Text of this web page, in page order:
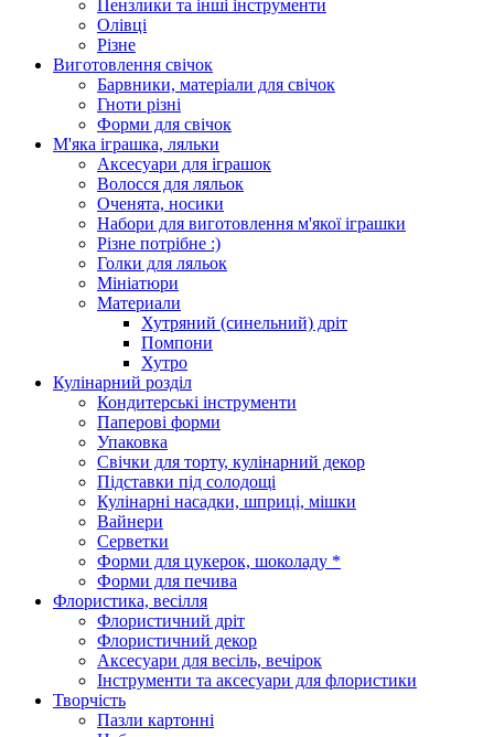
Пензлики та інші інструменти
Олівці
Різне
Виготовлення свічок
Барвники, матеріали для свічок
Гноти різні
Форми для свічок
М'яка іграшка, ляльки
Аксесуари для іграшок
Волосся для ляльок
Оченята, носики
Набори для виготовлення м'якої іграшки
Різне потрібне :)
Голки для ляльок
Мініатюри
Материали
Хутряний (синельний) дріт
Помпони
Хутро
Кулінарний розділ
Кондитерські інструменти
Паперові форми
Упаковка
Свічки для торту, кулінарний декор
Підставки під солодощі
Кулінарні насадки, шприці, мішки
Вайнери
Серветки
Форми для цукерок, шоколаду *
Форми для печива
Флористика, весілля
Флористичний дріт
Флористичний декор
Аксесуари для весіль, вечірок
Інструменти та аксесуари для флористики
Творчість
Пазли картонні